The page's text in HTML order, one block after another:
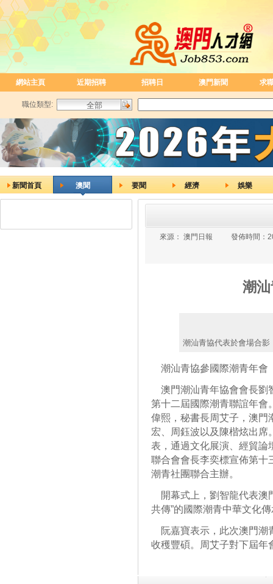
網站主頁 近期招聘 招聘日 澳門新聞 求
職位類型:
新聞首頁 澳聞 要聞 經濟 娛樂
來源： 澳門日報 發佈時間：
潮
潮汕青協代表於會場合影
潮汕青協參國際潮青年會
澳門潮汕青年協會會長劉
第十二屆國際潮青聯誼年會
偉熙，秘書長周艾子，澳門
宏、周鈺波以及陳楷炫出席
表，通過文化展演、經貿論
聯合會會長李奕標宣佈第十
潮青社團聯合主辦。
開幕式上，劉智龍代表澳
共傳”的國際潮青中華文化
阮嘉寶表示，此次澳門潮
收穫豐碩。周艾子對下屆年